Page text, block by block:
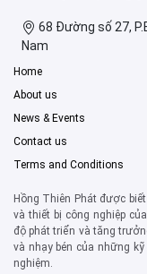
68 Đường số 27,
Nam
Home
About us
News & Events
Contact us
Terms and Conditions
Hồng Thiên Phát được
và thiết bị công nghiệp
độ phát triển và tăng
và nhạy bén của những
nghiệm.